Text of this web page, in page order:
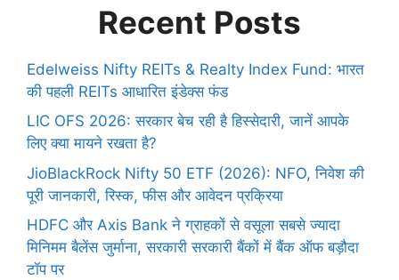
Recent Posts
Edelweiss Nifty REITs & Realty Index Fund: भारत
की पहली REITs आधारित इंडेक्स फंड
LIC OFS 2026: सरकार बेच रही है हिस्सेदारी, जानें आपके
लिए क्या मायने रखता है?
JioBlackRock Nifty 50 ETF (2026): NFO, निवेश की
पूरी जानकारी, रिस्क, फीस और आवेदन प्रक्रिया
HDFC और Axis Bank ने ग्राहकों से वसूला सबसे ज्यादा
मिनिमम बैलेंस जुर्माना, सरकारी सरकारी बैंकों में बैंक ऑफ बड़ौदा
टॉप पर